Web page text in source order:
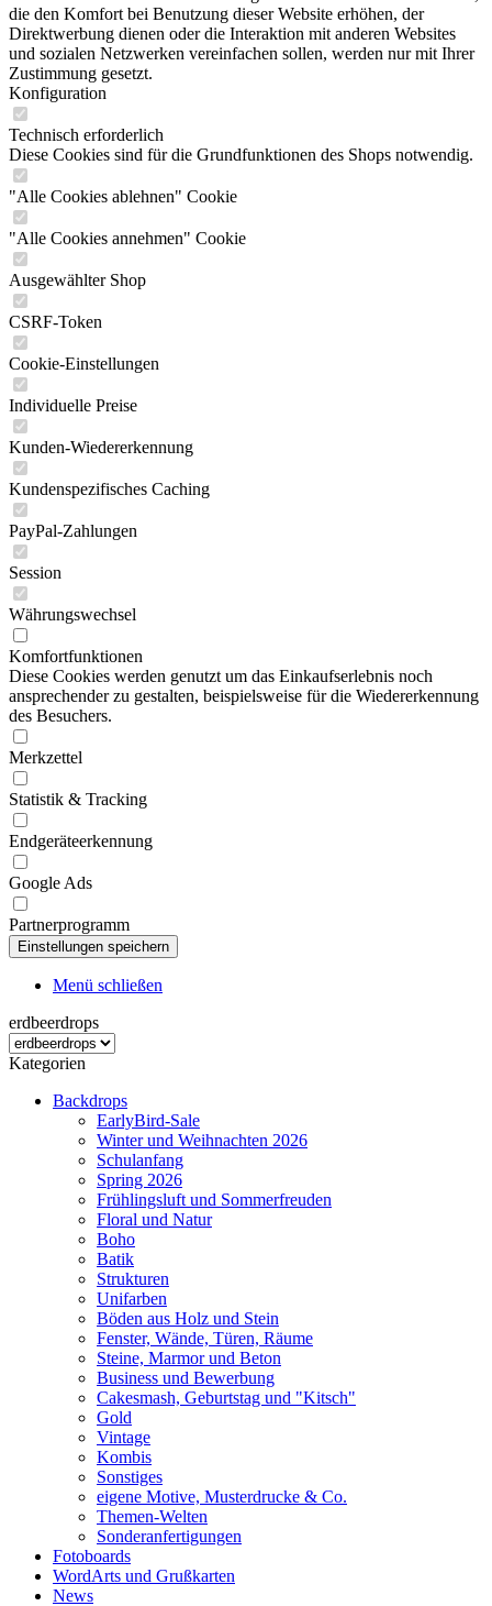
die den Komfort bei Benutzung dieser Website erhöhen, der
Direktwerbung dienen oder die Interaktion mit anderen Websites
und sozialen Netzwerken vereinfachen sollen, werden nur mit Ihrer
Zustimmung gesetzt.
Konfiguration
Technisch erforderlich
Diese Cookies sind für die Grundfunktionen des Shops notwendig.
"Alle Cookies ablehnen" Cookie
"Alle Cookies annehmen" Cookie
Ausgewählter Shop
CSRF-Token
Cookie-Einstellungen
Individuelle Preise
Kunden-Wiedererkennung
Kundenspezifisches Caching
PayPal-Zahlungen
Session
Währungswechsel
Komfortfunktionen
Diese Cookies werden genutzt um das Einkaufserlebnis noch
ansprechender zu gestalten, beispielsweise für die Wiedererkennung
des Besuchers.
Merkzettel
Statistik & Tracking
Endgeräteerkennung
Google Ads
Partnerprogramm
Menü schließen
erdbeerdrops
Kategorien
Backdrops
EarlyBird-Sale
Winter und Weihnachten 2026
Schulanfang
Spring 2026
Frühlingsluft und Sommerfreuden
Floral und Natur
Boho
Batik
Strukturen
Unifarben
Böden aus Holz und Stein
Fenster, Wände, Türen, Räume
Steine, Marmor und Beton
Business und Bewerbung
Cakesmash, Geburtstag und "Kitsch"
Gold
Vintage
Kombis
Sonstiges
eigene Motive, Musterdrucke & Co.
Themen-Welten
Sonderanfertigungen
Fotoboards
WordArts und Grußkarten
News